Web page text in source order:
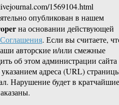
1569104.html
опубликован в нашем
на основании действующей
. Если вы считаете,
авторские и/или смежные
об этом администрации сайта
указанием адреса (URL)
Нарушение будет в кратчайшие